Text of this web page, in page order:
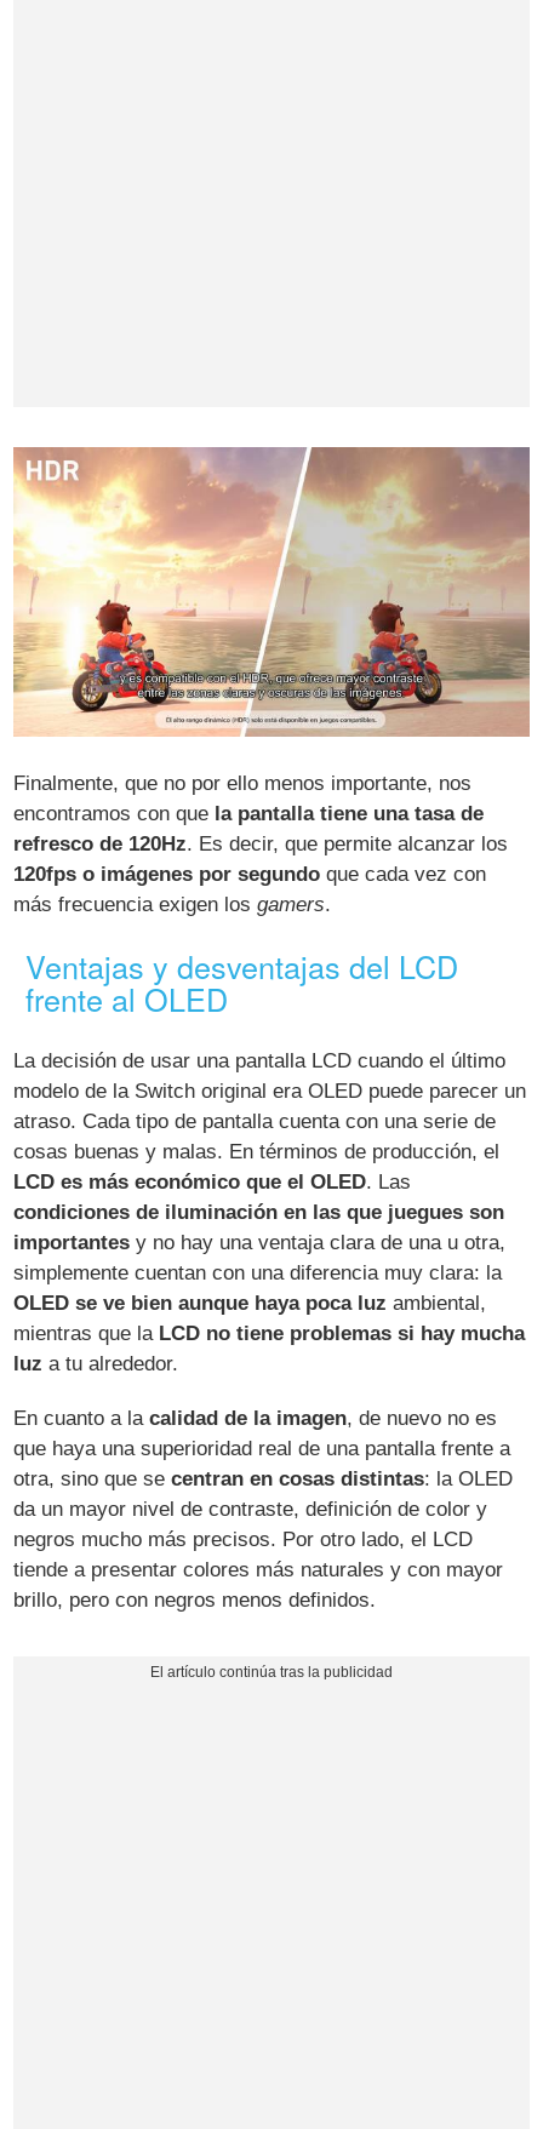
Finalmente, que no por ello menos importante, nos
encontramos con que la pantalla tiene una tasa de
refresco de 120Hz. Es decir, que permite alcanzar los
120fps o imágenes por segundo que cada vez con
más frecuencia exigen losgamers.
Ventajas y desventajas del LCD
frente al OLED
La decisión de usar una pantalla LCD cuando el último
modelo de la Switch original era OLED puede parecer un
atraso. Cada tipo de pantalla cuenta con una serie de
cosas buenas y malas. En términos de producción, el
LCD es más económico que el OLED. Las
condiciones de iluminación en las que juegues son
importantes y no hay una ventaja clara de una u otra,
simplemente cuentan con una diferencia muy clara: la
OLED se ve bien aunque haya poca luz ambiental,
mientras que la LCD no tiene problemas si hay mucha
luz a tu alrededor.
En cuanto a lacalidad de la imagen, de nuevo no es
que haya una superioridad real de una pantalla frente a
otra, sino que secentran en cosas distintas: la OLED
da un mayor nivel de contraste, definición de color y
negros mucho más precisos. Por otro lado, el LCD
tiende a presentar colores más naturales y con mayor
brillo, pero con negros menos definidos.